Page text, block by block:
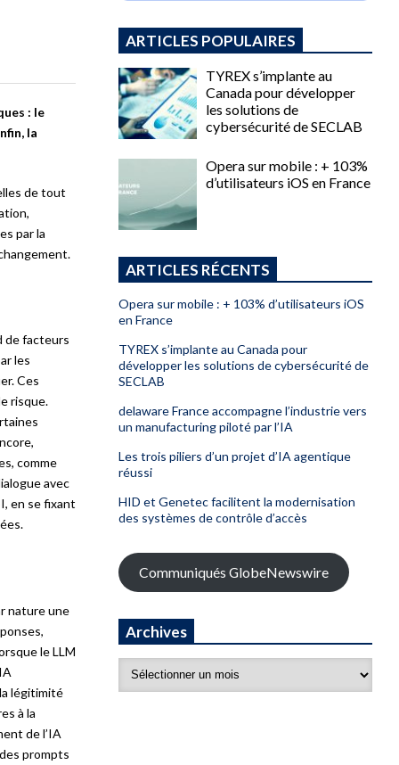
: le
la
de tout
par la
de facteurs
les
Ces
risque.
comme
avec
en se fixant
nature une
le LLM
légitimité
à la
de l’IA
prompts
ARTICLES POPULAIRES
TYREX s’implante au
Canada pour développer
les solutions de
cybersécurité de SECLAB
Opera sur mobile : + 103%
d’utilisateurs iOS en France
ARTICLES RÉCENTS
Opera sur mobile : + 103% d’utilisateurs iOS
en France
TYREX s’implante au Canada pour
développer les solutions de cybersécurité de
SECLAB
delaware France accompagne l’industrie vers
un manufacturing piloté par l’IA
Les trois piliers d’un projet d’IA agentique
réussi
HID et Genetec facilitent la modernisation
des systèmes de contrôle d’accès
Communiqués GlobeNewswire
Archives